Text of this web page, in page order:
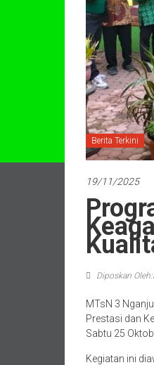
Berita Terkini
19/11/2025
Diposkan
MTsN 3
Prestasi dan
Sabtu 25
Kegiatan ini